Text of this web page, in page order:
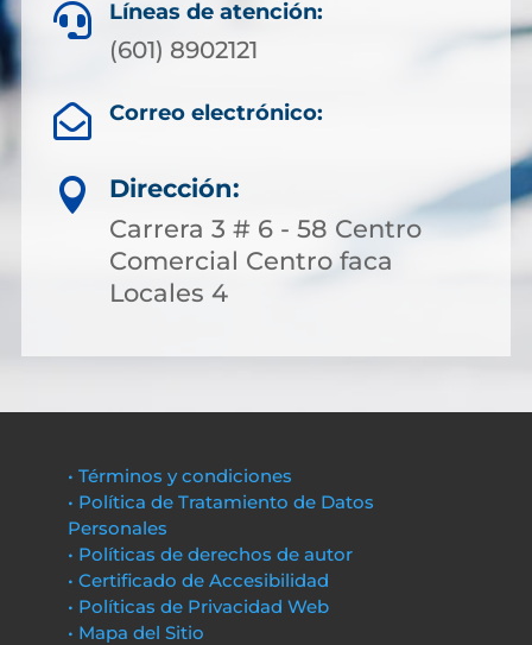
 Líneas de atención:
(601) 8902121
 Correo electrónico:

Dirección:
Carrera 3 # 6 - 58 Centro
Comercial Centro faca
Locales 4
• Términos y condiciones
• Política de Tratamiento de Datos
Personales
• Políticas de derechos de autor
• Certificado de Accesibilidad
• Políticas de Privacidad Web
• Mapa del Sitio